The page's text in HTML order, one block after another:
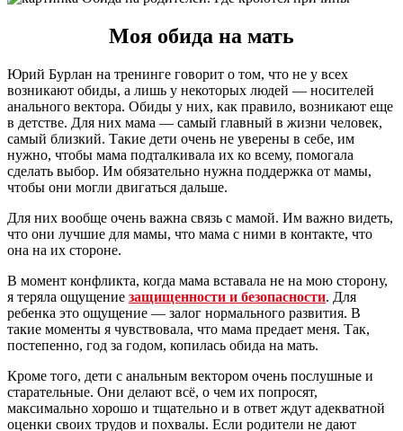
Моя обида на мать
Юрий Бурлан на тренинге говорит о том, что не у всех
возникают обиды, а лишь у некоторых людей — носителей
анального вектора. Обиды у них, как правило, возникают еще
в детстве. Для них мама — самый главный в жизни человек,
самый близкий. Такие дети очень не уверены в себе, им
нужно, чтобы мама подталкивала их ко всему, помогала
сделать выбор. Им обязательно нужна поддержка от мамы,
чтобы они могли двигаться дальше.
Для них вообще очень важна связь с мамой. Им важно видеть,
что они лучшие для мамы, что мама с ними в контакте, что
она на их стороне.
В момент конфликта, когда мама вставала не на мою сторону,
я теряла ощущение защищенности и безопасности. Для
ребенка это ощущение — залог нормального развития. В
такие моменты я чувствовала, что мама предает меня. Так,
постепенно, год за годом, копилась обида на мать.
Кроме того, дети с анальным вектором очень послушные и
старательные. Они делают всё, о чем их попросят,
максимально хорошо и тщательно и в ответ ждут адекватной
оценки своих трудов и похвалы. Если родители не дают